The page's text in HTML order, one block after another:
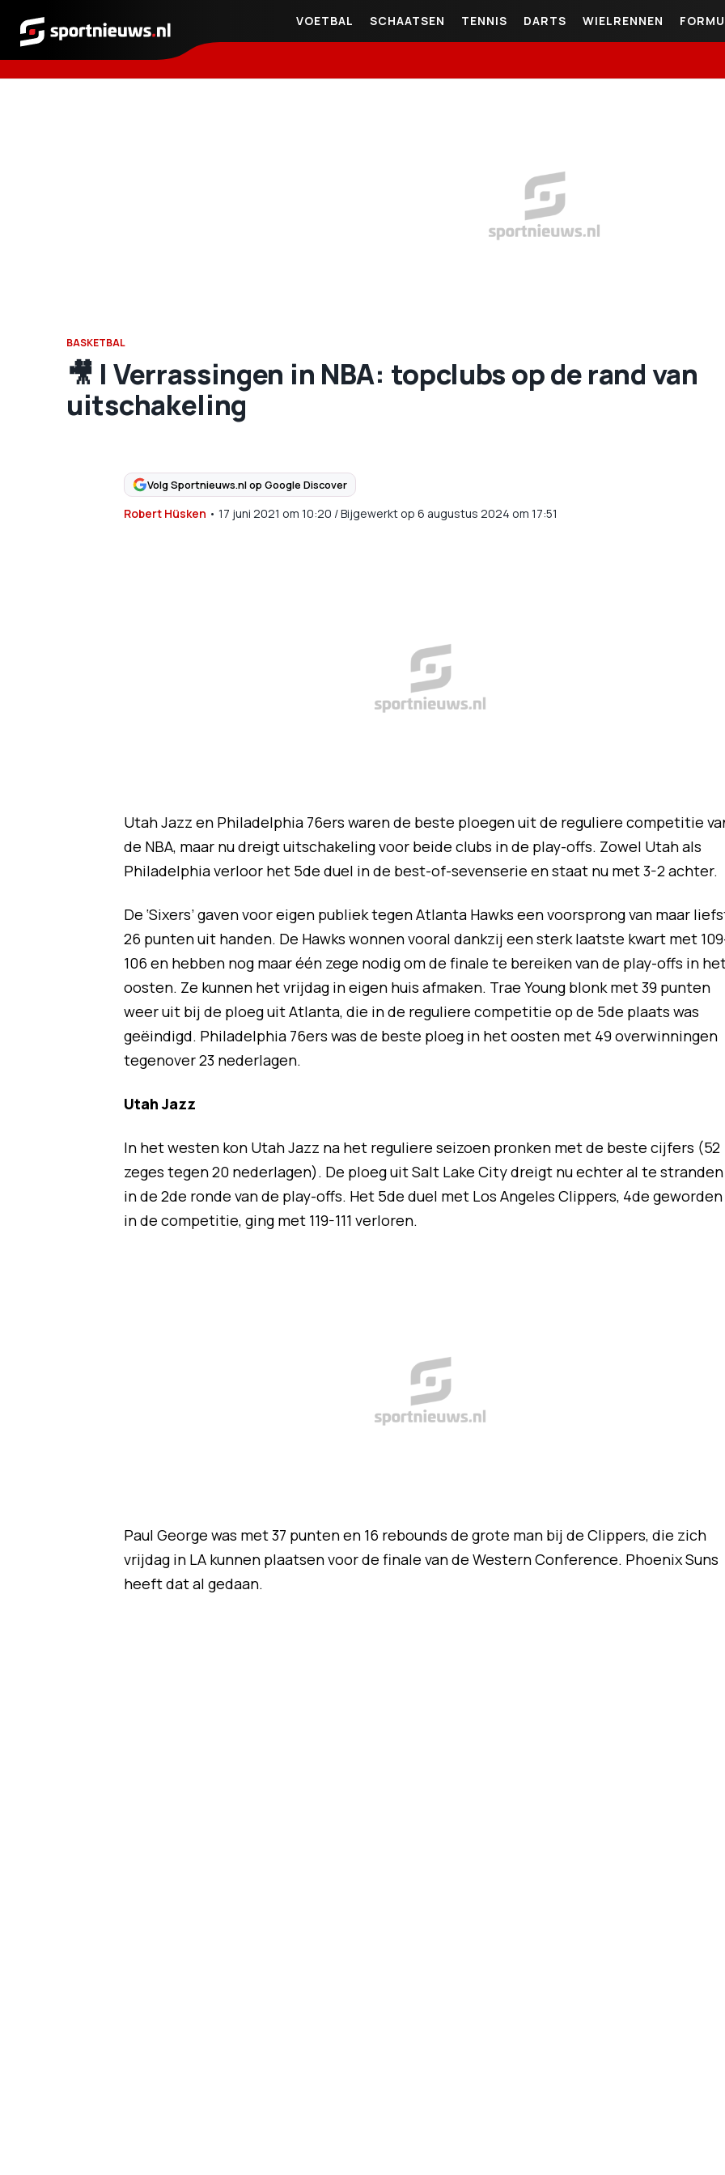
Sportnieuws.nl
VOETBAL SCHAATSEN TENNIS DARTS WIELRENNEN
BASKETBAL
🎥 | Verrassingen in NBA: topclubs op de rand van
uitschakeling
Volg Sportnieuws.nl op Google Discover
Robert Hüsken • 17 juni 2021 om 10:20 /Bijgewerkt op 6 augustus 2024 om 17:51
Utah Jazz en Philadelphia 76ers waren de beste ploegen uit de reguliere competitie
de NBA, maar nu dreigt uitschakeling voor beide clubs in de play-offs. Zowel Utah als
Philadelphia verloor het 5de duel in de best-of-sevenserie en staat nu met 3-2 achter.
De ‘Sixers’ gaven voor eigen publiek tegen Atlanta Hawks een voorsprong van maar
26 punten uit handen. De Hawks wonnen vooral dankzij een sterk laatste kwart met
106 en hebben nog maar één zege nodig om de finale te bereiken van de play-offs in
oosten. Ze kunnen het vrijdag in eigen huis afmaken. Trae Young blonk met 39 punten
weer uit bij de ploeg uit Atlanta, die in de reguliere competitie op de 5de plaats was
geëindigd. Philadelphia 76ers was de beste ploeg in het oosten met 49 overwinningen
tegenover 23 nederlagen.
Utah Jazz
In het westen kon Utah Jazz na het reguliere seizoen pronken met de beste cijfers (52
zeges tegen 20 nederlagen). De ploeg uit Salt Lake City dreigt nu echter al te stranden
in de 2de ronde van de play-offs. Het 5de duel met Los Angeles Clippers, 4de geworden
in de competitie, ging met 119-111 verloren.
Paul George was met 37 punten en 16 rebounds de grote man bij de Clippers, die zich
vrijdag in LA kunnen plaatsen voor de finale van de Western Conference. Phoenix Suns
heeft dat al gedaan.